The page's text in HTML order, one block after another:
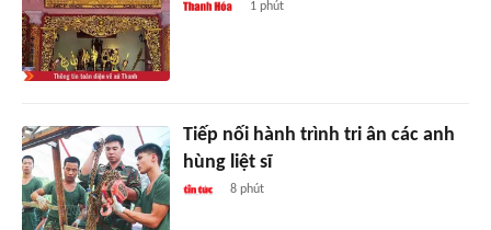
1 phút
Tiếp nối hành trình tri ân các anh
hùng liệt sĩ
8 phút